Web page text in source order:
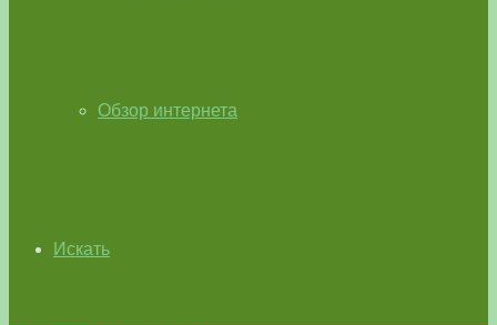
Обзор интернета
Искать